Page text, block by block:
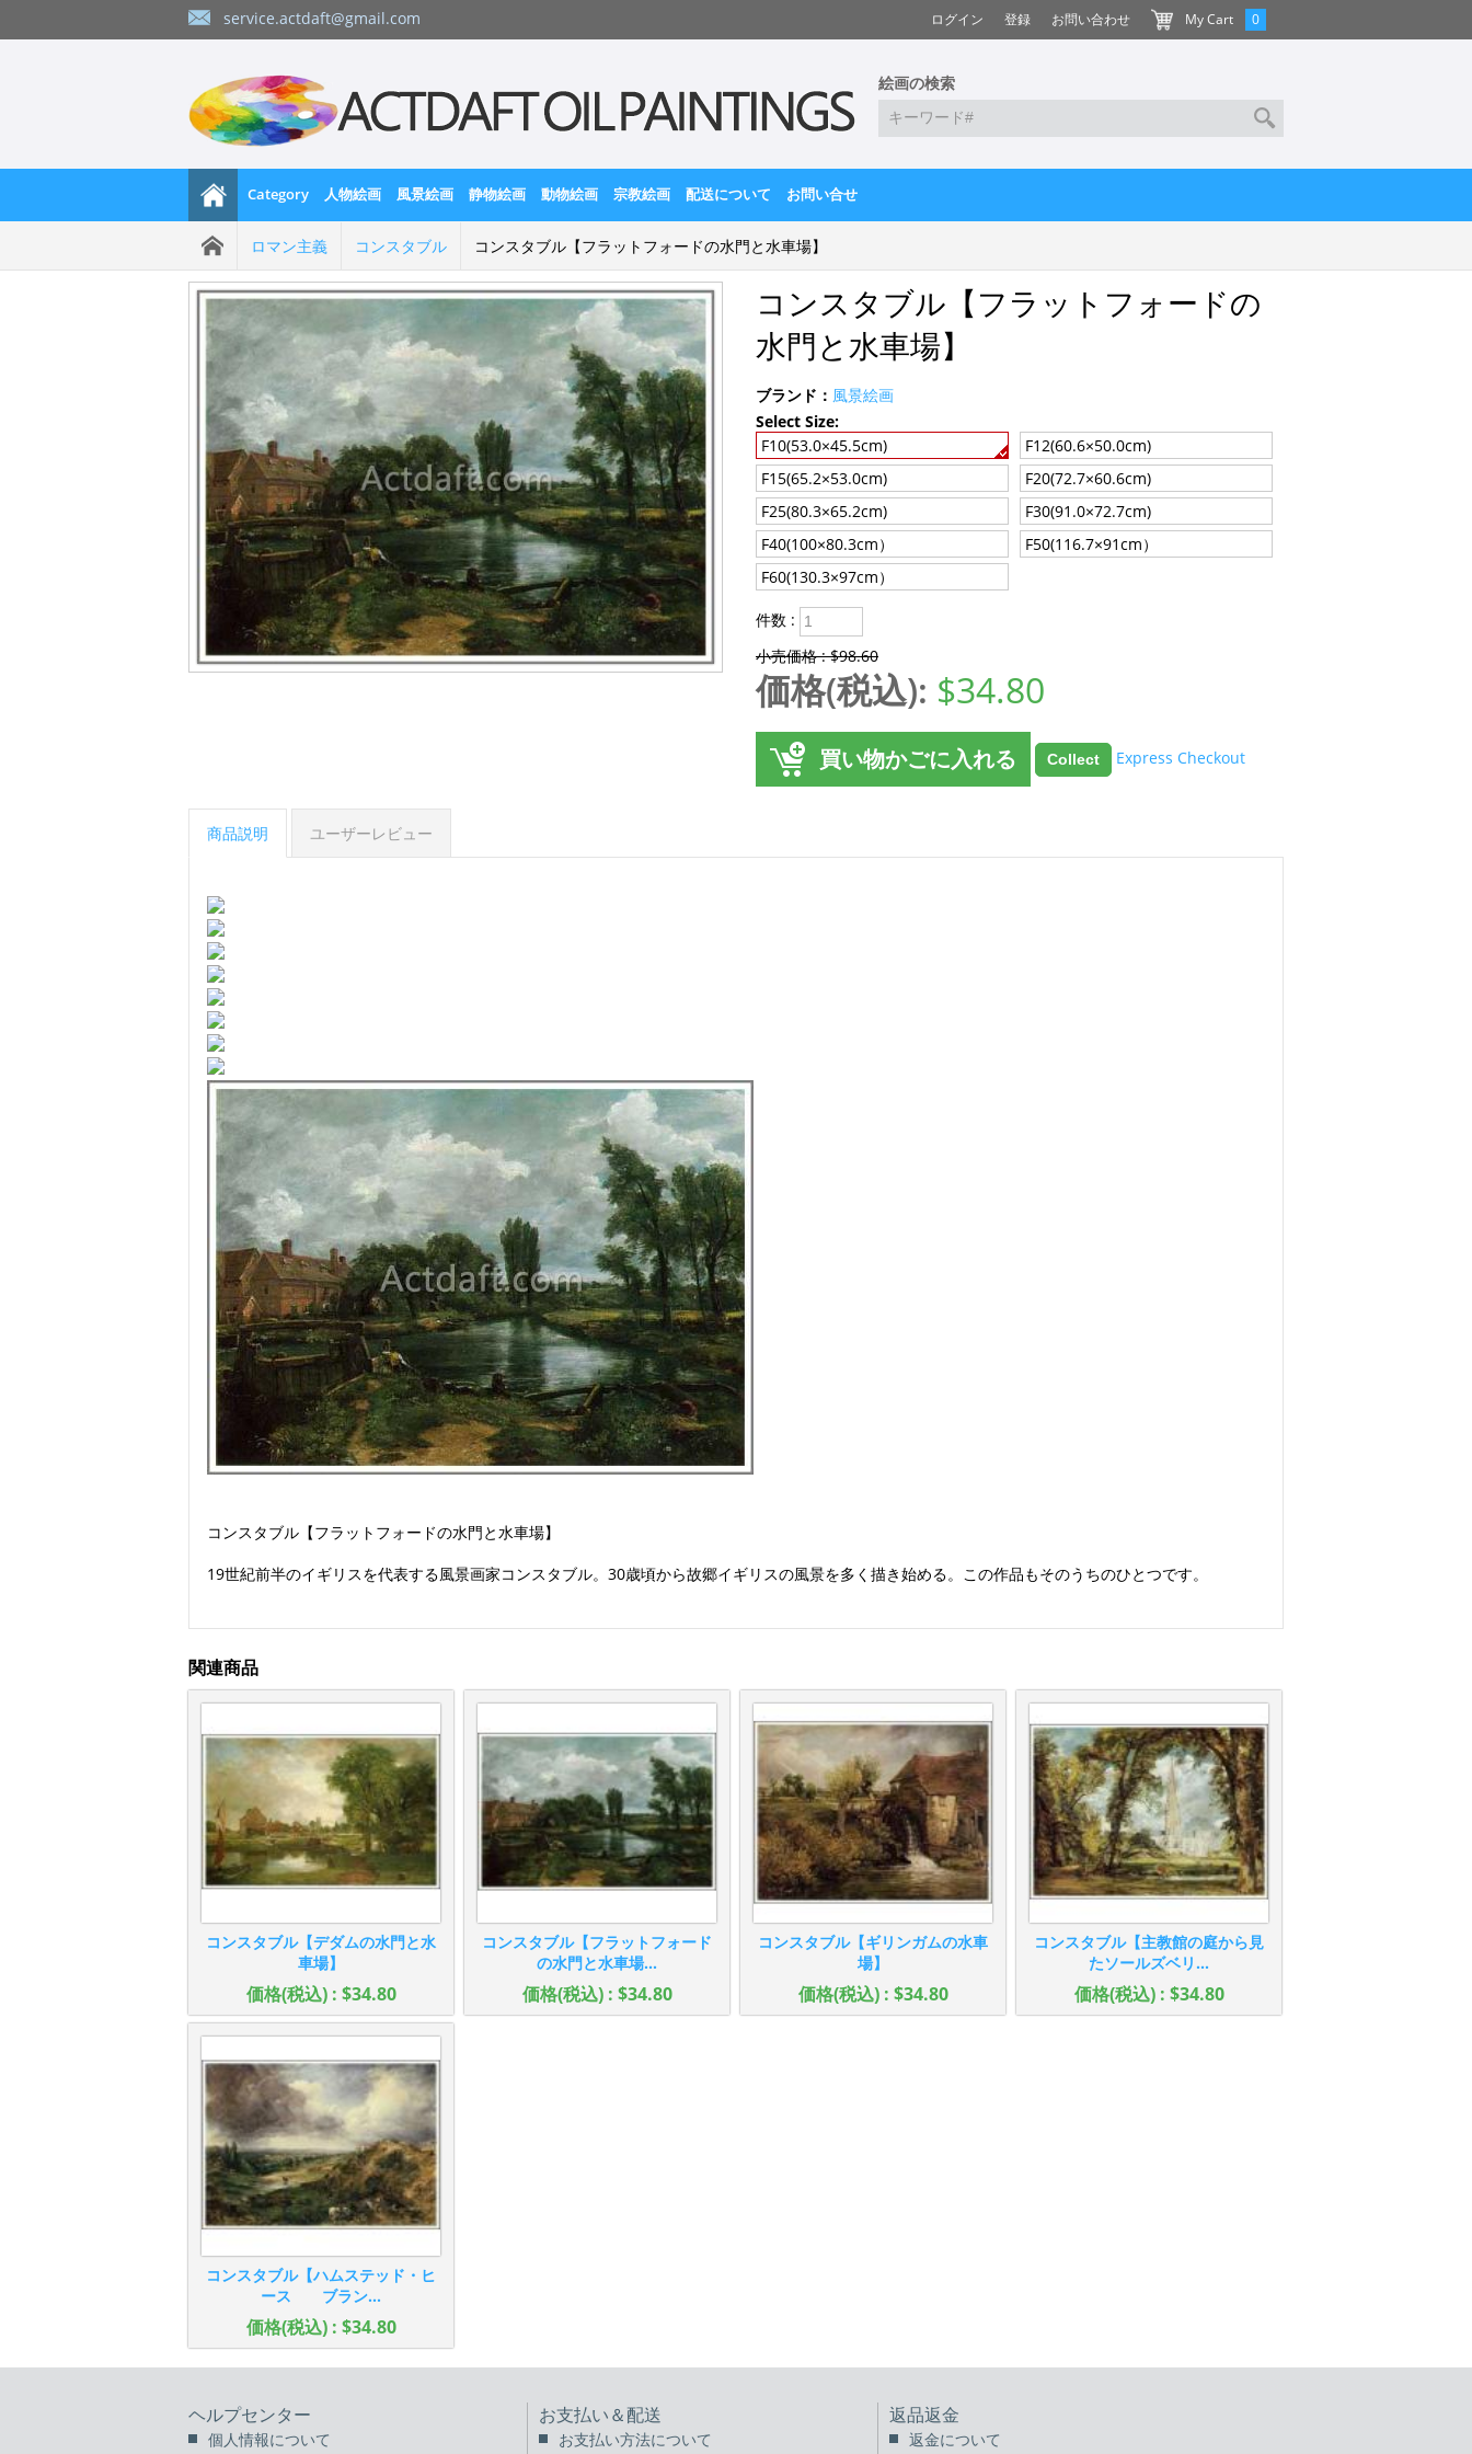
service.actdaft@gmail.com ログイン 登録 お問い合わせ My Cart 0
絵画の検索
Category 人物絵画 風景絵画 静物絵画 動物絵画 宗教絵画 配送について お問い合せ
ロマン主義 コンスタブル コンスタブル【フラットフォードの水門と水車場】
コンスタブル【フラットフォードの
水門と水車場】
ブランド： 風景絵画
Select Size:
F10(53.0×45.5cm)
F12(60.6×50.0cm)
F15(65.2×53.0cm)
F20(72.7×60.6cm)
F25(80.3×65.2cm)
F30(91.0×72.7cm)
F40(100×80.3cm）
F50(116.7×91cm）
F60(130.3×97cm）
件数 :
小売価格 : $98.60
価格(税込): $34.80
買い物かごに入れる Express Checkout
商品説明 ユーザーレビュー
コンスタブル【フラットフォードの水門と水車場】
19世紀前半のイギリスを代表する風景画家コンスタブル。30歳頃から故郷イギリスの風景を多く描き始める。この作品もそのうちのひとつです。
関連商品
コンスタブル【デダムの水門と水
車場】
価格(税込) : $34.80
コンスタブル【フラットフォード
の水門と水車場...
価格(税込) : $34.80
コンスタブル【ギリンガムの水車
場】
価格(税込) : $34.80
コンスタブル【主教館の庭から見
たソールズベリ...
価格(税込) : $34.80
コンスタブル【ハムステッド・ヒ
ース ブラン...
価格(税込) : $34.80
ヘルプセンター
個人情報について
お支払い＆配送
お支払い方法について
返品返金
返金について